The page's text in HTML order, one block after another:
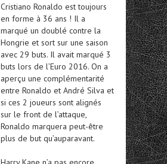
Cristiano Ronaldo est toujours
en forme à 36 ans ! Il a
marqué un doublé contre la
Hongrie et sort sur une saison
avec 29 buts. Il avait marqué 3
buts lors de l’Euro 2016. On a
aperçu une complémentarité
entre Ronaldo et André Silva et
si ces 2 joueurs sont alignés
sur le front de l’attaque,
Ronaldo marquera peut-être
plus de but qu’auparavant.